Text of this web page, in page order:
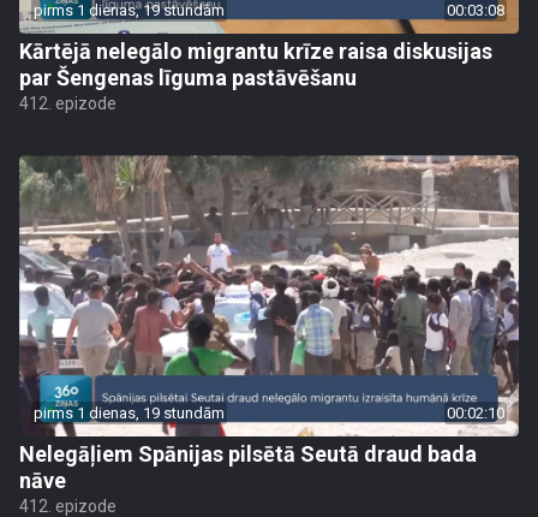
pirms 1 dienas, 19 stundām 00:03:08
Kārtējā nelegālo migrantu krīze raisa diskusijas
par Šengenas līguma pastāvēšanu
412. epizode
pirms 1 dienas, 19 stundām 00:02:10
Nelegāļiem Spānijas pilsētā Seutā draud bada
nāve
412. epizode